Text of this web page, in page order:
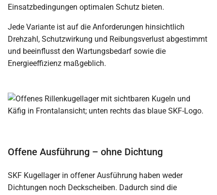
Einsatzbedingungen optimalen Schutz bieten.
Jede Variante ist auf die Anforderungen hinsichtlich
Drehzahl, Schutzwirkung und Reibungsverlust abgestimmt
und beeinflusst den Wartungsbedarf sowie die
Energieeffizienz maßgeblich.
Offene Ausführung – ohne Dichtung
SKF Kugellager in offener Ausführung haben weder
Dichtungen noch Deckscheiben. Dadurch sind die